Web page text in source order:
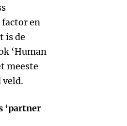
en
is de
‘Human
meeste
veld.
‘partner